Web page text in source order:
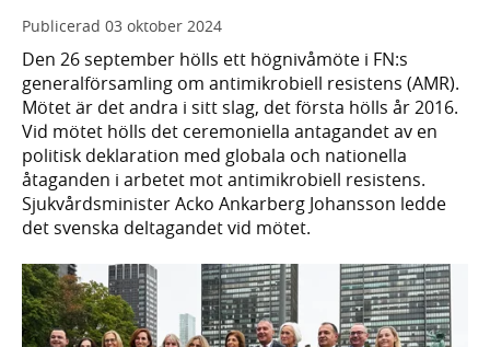
Publicerad 03 oktober 2024
Den 26 september hölls ett högnivåmöte i FN:s
generalförsamling om antimikrobiell resistens (AMR).
Mötet är det andra i sitt slag, det första hölls år 2016.
Vid mötet hölls det ceremoniella antagandet av en
politisk deklaration med globala och nationella
åtaganden i arbetet mot antimikrobiell resistens.
Sjukvårdsminister Acko Ankarberg Johansson ledde
det svenska deltagandet vid mötet.